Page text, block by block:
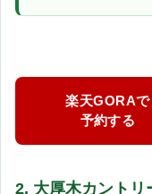
楽天GORAで
予約する
2. 大厚木カントリ